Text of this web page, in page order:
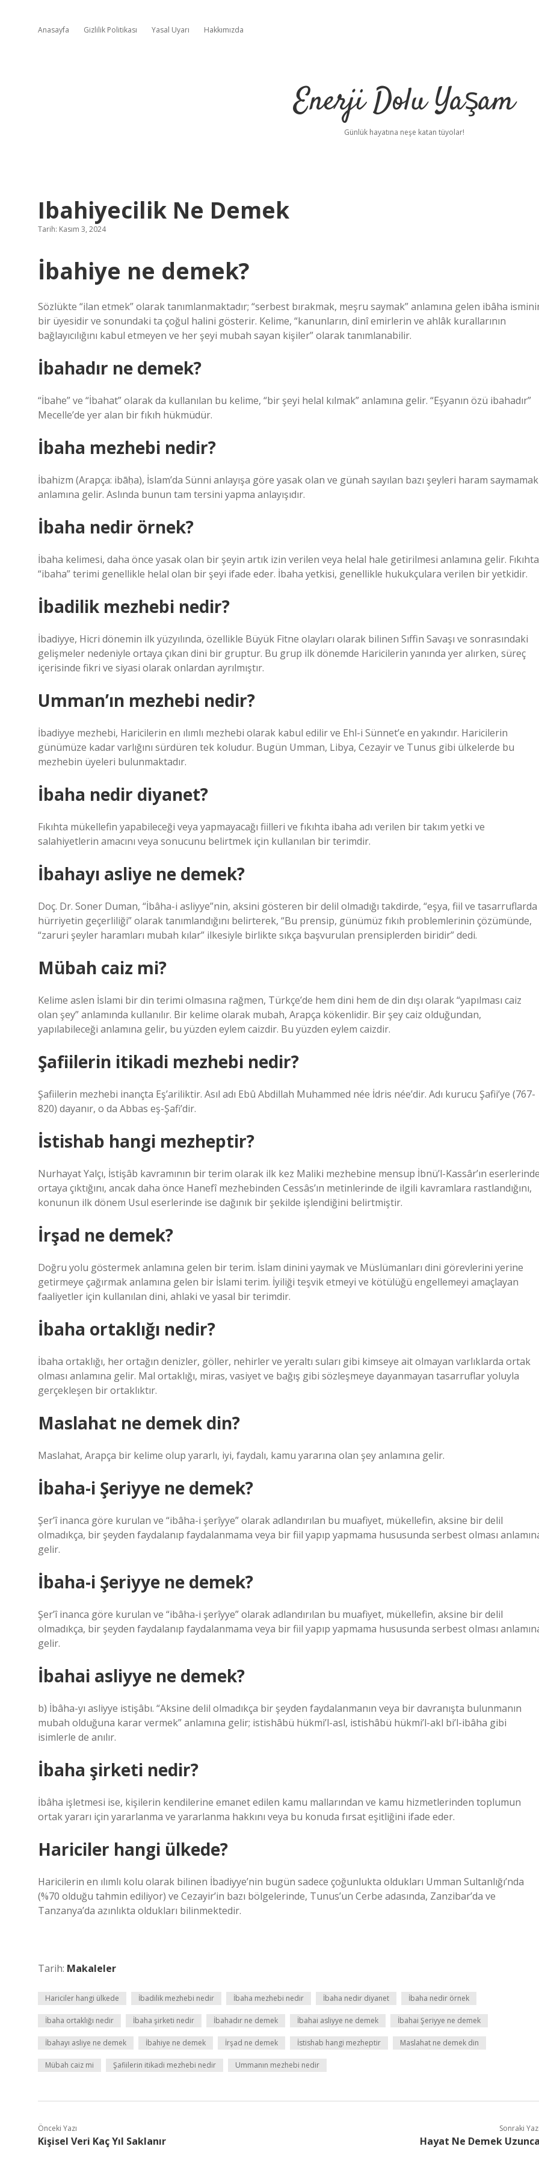
Anasayfa Gizlilik Politikası Yasal Uyarı Hakkımızda
Enerji Dolu Yaşam
Günlük hayatına neşe katan tüyolar!
Ibahiyecilik Ne Demek
Tarih: Kasım 3, 2024
İbahiye ne demek?
Sözlükte “ilan etmek” olarak tanımlanmaktadır; “serbest bırakmak, meşru saymak” anlamına gelen ibâha
bir üyesidir ve sonundaki ta çoğul halini gösterir. Kelime, “kanunların, dinî emirlerin ve ahlâk kurallarının
bağlayıcılığını kabul etmeyen ve her şeyi mubah sayan kişiler” olarak tanımlanabilir.
İbahadır ne demek?
“İbahe” ve “İbahat” olarak da kullanılan bu kelime, “bir şeyi helal kılmak” anlamına gelir. “Eşyanın özü ibahadır”
Mecelle’de yer alan bir fıkıh hükmüdür.
İbaha mezhebi nedir?
İbahizm (Arapça: ibāḥa), İslam’da Sünni anlayışa göre yasak olan ve günah sayılan bazı şeyleri haram saymamak
anlamına gelir. Aslında bunun tam tersini yapma anlayışıdır.
İbaha nedir örnek?
İbaha kelimesi, daha önce yasak olan bir şeyin artık izin verilen veya helal hale getirilmesi anlamına gelir.
“ibaha” terimi genellikle helal olan bir şeyi ifade eder. İbaha yetkisi, genellikle hukukçulara verilen bir yetkidir.
İbadilik mezhebi nedir?
İbadiyye, Hicri dönemin ilk yüzyılında, özellikle Büyük Fitne olayları olarak bilinen Sıffin Savaşı ve sonrasındaki
gelişmeler nedeniyle ortaya çıkan dini bir gruptur. Bu grup ilk dönemde Haricilerin yanında yer alırken, süreç
içerisinde fikri ve siyasi olarak onlardan ayrılmıştır.
Umman’ın mezhebi nedir?
İbadiyye mezhebi, Haricilerin en ılımlı mezhebi olarak kabul edilir ve Ehl-i Sünnet’e en yakındır. Haricilerin
günümüze kadar varlığını sürdüren tek koludur. Bugün Umman, Libya, Cezayir ve Tunus gibi ülkelerde bu
mezhebin üyeleri bulunmaktadır.
İbaha nedir diyanet?
Fıkıhta mükellefin yapabileceği veya yapmayacağı fiilleri ve fıkıhta ibaha adı verilen bir takım yetki ve
salahiyetlerin amacını veya sonucunu belirtmek için kullanılan bir terimdir.
İbahayı asliye ne demek?
Doç. Dr. Soner Duman, “İbâha-i asliyye”nin, aksini gösteren bir delil olmadığı takdirde, “eşya, fiil ve tasarruflarda
hürriyetin geçerliliği” olarak tanımlandığını belirterek, “Bu prensip, günümüz fıkıh problemlerinin çözümünde,
“zaruri şeyler haramları mubah kılar” ilkesiyle birlikte sıkça başvurulan prensiplerden biridir” dedi.
Mübah caiz mi?
Kelime aslen İslami bir din terimi olmasına rağmen, Türkçe’de hem dini hem de din dışı olarak “yapılması caiz
olan şey” anlamında kullanılır. Bir kelime olarak mubah, Arapça kökenlidir. Bir şey caiz olduğundan,
yapılabileceği anlamına gelir, bu yüzden eylem caizdir. Bu yüzden eylem caizdir.
Şafiilerin itikadi mezhebi nedir?
Şafiilerin mezhebi inançta Eş’ariliktir. Asıl adı Ebû Abdillah Muhammed née İdris née’dir. Adı kurucu Şafii’ye (767-
820) dayanır, o da Abbas eş-Şafi’dir.
İstishab hangi mezheptir?
Nurhayat Yalçı, İstişâb kavramının bir terim olarak ilk kez Maliki mezhebine mensup İbnü’l-Kassâr’ın
ortaya çıktığını, ancak daha önce Hanefî mezhebinden Cessâs’ın metinlerinde de ilgili kavramlara rastlandığını,
konunun ilk dönem Usul eserlerinde ise dağınık bir şekilde işlendiğini belirtmiştir.
İrşad ne demek?
Doğru yolu göstermek anlamına gelen bir terim. İslam dinini yaymak ve Müslümanları dini görevlerini yerine
getirmeye çağırmak anlamına gelen bir İslami terim. İyiliği teşvik etmeyi ve kötülüğü engellemeyi amaçlayan
faaliyetler için kullanılan dini, ahlaki ve yasal bir terimdir.
İbaha ortaklığı nedir?
İbaha ortaklığı, her ortağın denizler, göller, nehirler ve yeraltı suları gibi kimseye ait olmayan varlıklarda ortak
olması anlamına gelir. Mal ortaklığı, miras, vasiyet ve bağış gibi sözleşmeye dayanmayan tasarruflar yoluyla
gerçekleşen bir ortaklıktır.
Maslahat ne demek din?
Maslahat, Arapça bir kelime olup yararlı, iyi, faydalı, kamu yararına olan şey anlamına gelir.
İbaha-i Şeriyye ne demek?
Şer’î inanca göre kurulan ve “ibâha-i şerîyye” olarak adlandırılan bu muafiyet, mükellefin, aksine bir delil
olmadıkça, bir şeyden faydalanıp faydalanmama veya bir fiil yapıp yapmama hususunda serbest olması
gelir.
İbaha-i Şeriyye ne demek?
Şer’î inanca göre kurulan ve “ibâha-i şerîyye” olarak adlandırılan bu muafiyet, mükellefin, aksine bir delil
olmadıkça, bir şeyden faydalanıp faydalanmama veya bir fiil yapıp yapmama hususunda serbest olması
gelir.
İbahai asliyye ne demek?
b) İbâha-yı asliyye istişâbı. “Aksine delil olmadıkça bir şeyden faydalanmanın veya bir davranışta bulunmanın
mubah olduğuna karar vermek” anlamına gelir; istishâbü hükmi’l-asl, istishâbü hükmi’l-akl bi’l-ibâha gibi
isimlerle de anılır.
İbaha şirketi nedir?
İbâha işletmesi ise, kişilerin kendilerine emanet edilen kamu mallarından ve kamu hizmetlerinden toplumun
ortak yararı için yararlanma ve yararlanma hakkını veya bu konuda fırsat eşitliğini ifade eder.
Hariciler hangi ülkede?
Haricilerin en ılımlı kolu olarak bilinen İbadiyye’nin bugün sadece çoğunlukta oldukları Umman Sultanlığı’nda
(%70 olduğu tahmin ediliyor) ve Cezayir’in bazı bölgelerinde, Tunus’un Cerbe adasında, Zanzibar’da ve
Tanzanya’da azınlıkta oldukları bilinmektedir.
Tarih: Makaleler
Hariciler hangi ülkede İbadilik mezhebi nedir İbaha mezhebi nedir İbaha nedir diyanet İbaha nedir örnek
İbaha ortaklığı nedir İbaha şirketi nedir İbahadır ne demek İbahai asliyye ne demek İbahai Şeriyye ne demek
İbahayı asliye ne demek İbahiye ne demek İrşad ne demek İstishab hangi mezheptir Maslahat ne demek din
Mübah caiz mi Şafiilerin itikadi mezhebi nedir Ummanın mezhebi nedir
Önceki Yazı
Kişisel Veri Kaç Yıl Saklanır
Sonraki
Hayat Ne Demek